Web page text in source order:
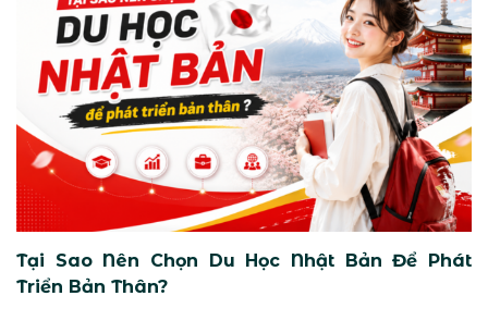
Tại Sao Nên Chọn Du Học Nhật Bản Để Phát
Triển Bản Thân?